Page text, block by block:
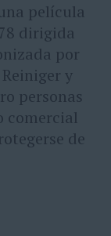
película
dirigida
por
y
personas
comercial
de